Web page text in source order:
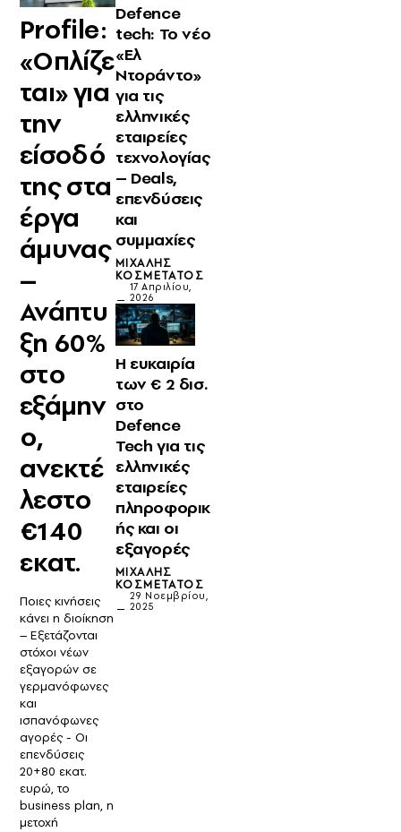
Profile:
«Οπλίζε
ται» για
την
είσοδό
της στα
έργα
άμυνας
–
Ανάπτυ
ξη 60%
στο
εξάμην
ο,
ανεκτέ
λεστο
€140
εκατ.
Ποιες κινήσεις
κάνει η διοίκηση
– Εξετάζονται
στόχοι νέων
εξαγορών σε
γερμανόφωνες
και
ισπανόφωνες
αγορές - Οι
επενδύσεις
20+80 εκατ.
ευρώ, το
business plan, η
μετοχή
Defence
tech: Το νέο
«Ελ
Ντοράντο»
για τις
ελληνικές
εταιρείες
τεχνολογίας
– Deals,
επενδύσεις
και
συμμαχίες
ΜΙΧΆΛΗΣ
ΚΟΣΜΕΤΆΤΟΣ
17 Απριλίου,
2026
Η ευκαιρία
των € 2 δισ.
στο
Defence
Tech για τις
ελληνικές
εταιρείες
πληροφορικ
ής και οι
εξαγορές
ΜΙΧΆΛΗΣ
ΚΟΣΜΕΤΆΤΟΣ
29 Νοεμβρίου,
2025